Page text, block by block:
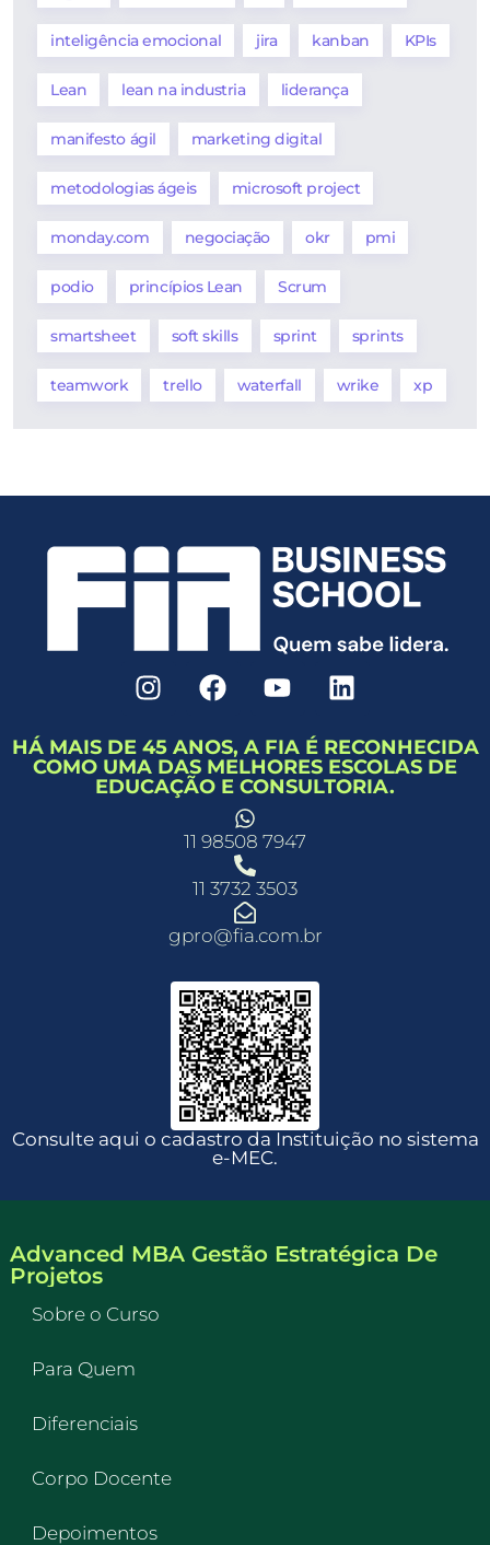
inteligência emocional jira kanban KPIs
Lean lean na industria liderança
manifesto ágil marketing digital
metodologias ágeis microsoft project
monday.com negociação okr pmi
podio princípios Lean Scrum
smartsheet soft skills sprint sprints
teamwork trello waterfall wrike xp
HÁ MAIS DE 45 ANOS, A FIA É RECONHECIDA
COMO UMA DAS MELHORES ESCOLAS DE
EDUCAÇÃO E CONSULTORIA.
11 98508 7947
11 3732 3503
gpro@fia.com.br
Consulte aqui o cadastro da Instituição no sistema
e-MEC.
Advanced MBA Gestão Estratégica De
Projetos
Sobre o Curso
Para Quem
Diferenciais
Corpo Docente
Depoimentos